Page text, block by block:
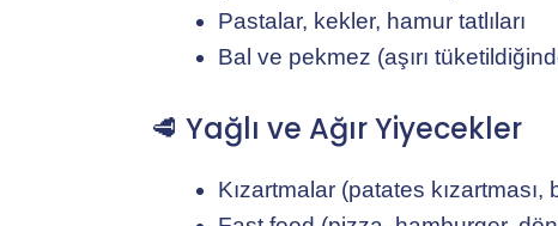
Pastalar, kekler, hamur tatlıları
Bal ve pekmez (aşırı
🥩 Yağlı ve Ağır Yiyecekler
Kızartmalar (patates kızartması,